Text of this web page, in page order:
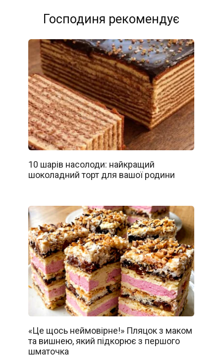
Господиня рекомендує
10 шарів насолоди: найкращий
шоколадний торт для вашої родини
«Це щось неймовірне!» Пляцок з маком
та вишнею, який підкорює з першого
шматочка